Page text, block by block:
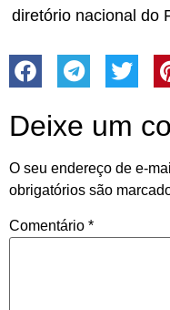
diretório nacional do
Deixe um
O seu endereço de e-
obrigatórios são
Comentário *